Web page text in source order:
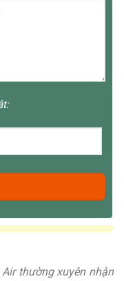
thường xuyên nhận